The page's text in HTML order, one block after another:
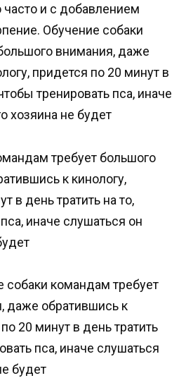
и с добавлением
Обучение собаки
внимания, даже
придется по 20 минут в
тренировать пса, иначе
хозяина не будет
требует большого
к кинологу,
в день тратить на то,
иначе слушаться он
собаки командам требует
даже обратившись к
20 минут в день тратить
пса, иначе слушаться
будет